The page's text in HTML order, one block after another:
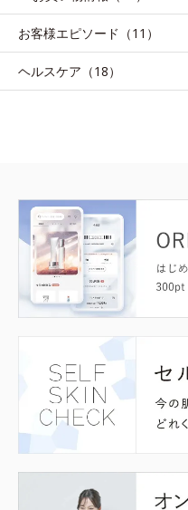
お客様エピソード（11）
ヘルスケア（18）